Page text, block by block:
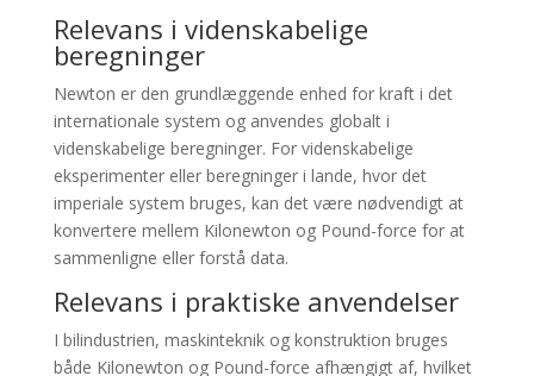
Relevans i videnskabelige
beregninger
Newton er den grundlæggende enhed for kraft i det
internationale system og anvendes globalt i
videnskabelige beregninger. For videnskabelige
eksperimenter eller beregninger i lande, hvor det
imperiale system bruges, kan det være nødvendigt at
konvertere mellem Kilonewton og Pound-force for at
sammenligne eller forstå data.
Relevans i praktiske anvendelser
I bilindustrien, maskinteknik og konstruktion bruges
både Kilonewton og Pound-force afhængigt af, hvilket